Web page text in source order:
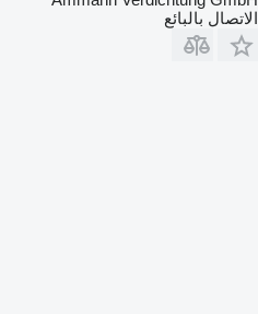
الاتصال بالبائع